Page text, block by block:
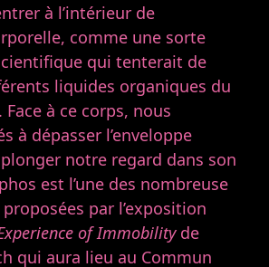
à l’intérieur de
comme une sorte
qui tenterait de
liquides organiques du
à ce corps, nous
à dépasser l’enveloppe
notre regard dans son
est l’une des nombreuse
par l’exposition
of Immobility de
qui aura lieu au Commun